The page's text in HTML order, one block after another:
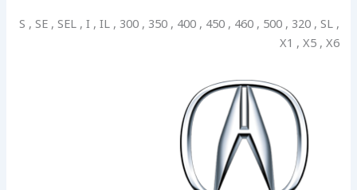
S , SE , SEL , I , IL , 300 , 350 , 400 , 450 , 460 , 500 , 320 , SL ,
X1 , X5 , X6